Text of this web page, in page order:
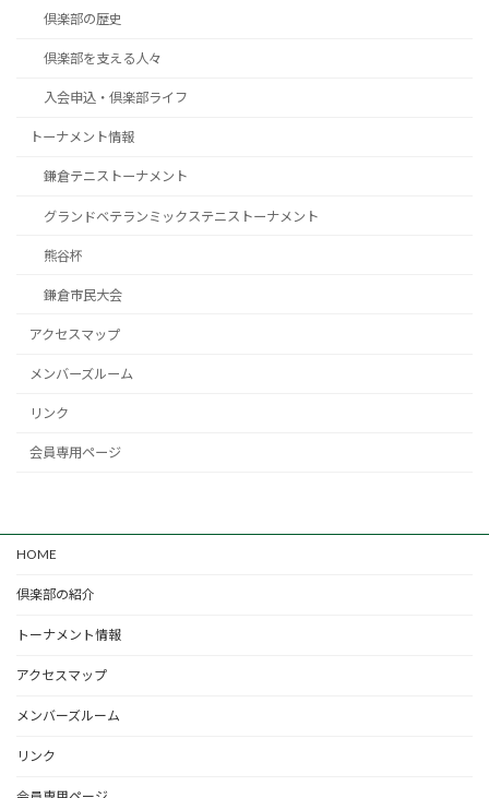
倶楽部の歴史
倶楽部を支える人々
入会申込・倶楽部ライフ
トーナメント情報
鎌倉テニストーナメント
グランドベテランミックステニストーナメント
熊谷杯
鎌倉市民大会
アクセスマップ
メンバーズルーム
リンク
会員専用ページ
HOME
倶楽部の紹介
トーナメント情報
アクセスマップ
メンバーズルーム
リンク